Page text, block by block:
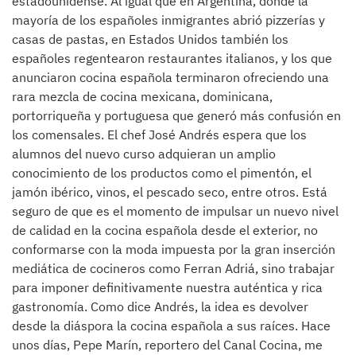
mayoría de los españoles inmigrantes abrió pizzerías y
casas de pastas, en Estados Unidos también los
españoles regentearon restaurantes italianos, y los que
anunciaron cocina española terminaron ofreciendo una
rara mezcla de cocina mexicana, dominicana,
portorriqueña y portuguesa que generó más confusión en
los comensales. El chef José Andrés espera que los
alumnos del nuevo curso adquieran un amplio
conocimiento de los productos como el pimentón, el
jamón ibérico, vinos, el pescado seco, entre otros. Está
seguro de que es el momento de impulsar un nuevo nivel
de calidad en la cocina española desde el exterior, no
conformarse con la moda impuesta por la gran inserción
mediática de cocineros como Ferran Adriá, sino trabajar
para imponer definitivamente nuestra auténtica y rica
gastronomía. Como dice Andrés, la idea es devolver
desde la diáspora la cocina española a sus raíces. Hace
unos días, Pepe Marín, reportero del Canal Cocina, me